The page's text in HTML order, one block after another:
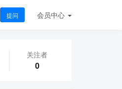
提问 会员中心
关注者
0